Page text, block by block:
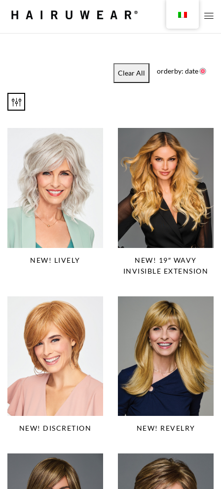
Clear All orderby: date
NEW! LIVELY
NEW! 19″ WAVY
INVISIBLE EXTENSION
NEW! DISCRETION NEW! REVELRY